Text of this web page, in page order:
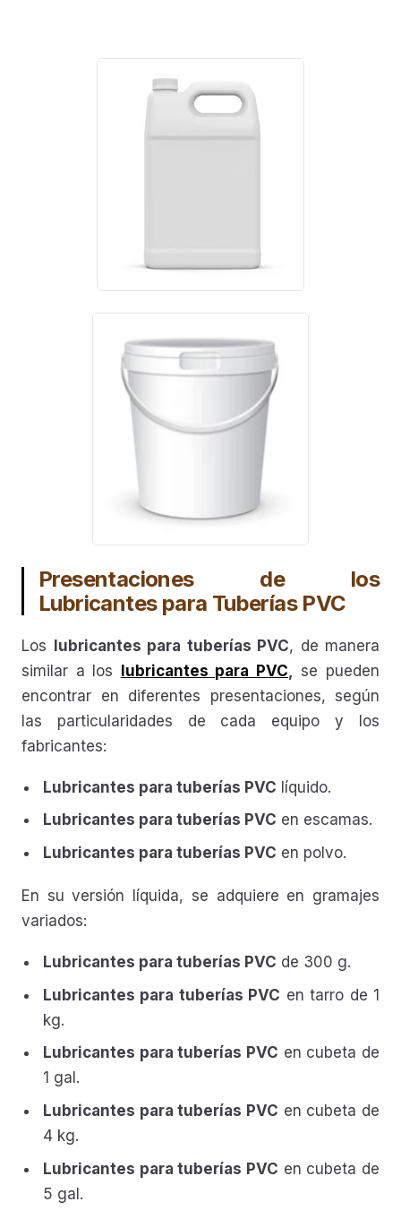
Presentaciones de los
Lubricantes para Tuberías PVC
Los lubricantes para tuberías PVC, de manera
similar a los
lubricantes para PVC, se pueden
encontrar en diferentes presentaciones, según
las particularidades de cada equipo y los
fabricantes:
Lubricantes para tuberías PVC líquido.
Lubricantes para tuberías PVC en escamas.
Lubricantes para tuberías PVC en polvo.
En su versión líquida, se adquiere en gramajes
variados:
Lubricantes para tuberías PVC de 300 g.
Lubricantes para tuberías PVC en tarro de 1
kg.
Lubricantes para tuberías PVC en cubeta de
1 gal.
Lubricantes para tuberías PVC en cubeta de
4 kg.
Lubricantes para tuberías PVC en cubeta de
5 gal.